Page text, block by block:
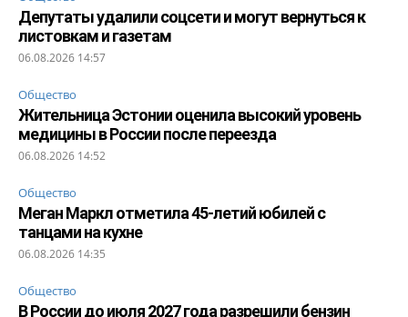
Депутаты удалили соцсети и могут вернуться к
листовкам и газетам
06.08.2026 14:57
Общество
Жительница Эстонии оценила высокий уровень
медицины в России после переезда
06.08.2026 14:52
Общество
Меган Маркл отметила 45-летий юбилей с
танцами на кухне
06.08.2026 14:35
Общество
В России до июля 2027 года разрешили бензин